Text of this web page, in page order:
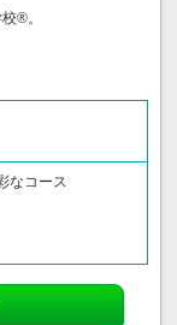
®。
なコース